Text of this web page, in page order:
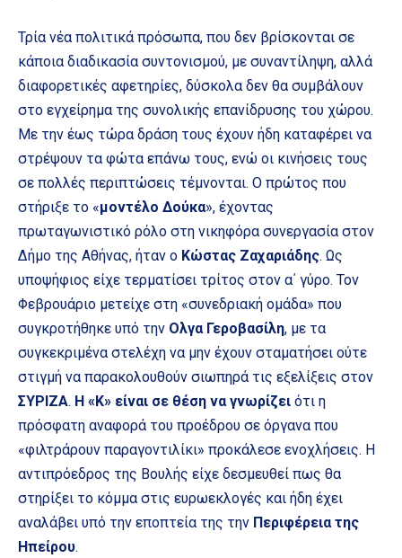
Τρία νέα πολιτικά πρόσωπα, που δεν βρίσκονται σε
κάποια διαδικασία συντονισμού, με συναντίληψη, αλλά
διαφορετικές αφετηρίες, δύσκολα δεν θα συμβάλουν
στο εγχείρημα της συνολικής επανίδρυσης του χώρου.
Με την έως τώρα δράση τους έχουν ήδη καταφέρει να
στρέψουν τα φώτα επάνω τους, ενώ οι κινήσεις τους
σε πολλές περιπτώσεις τέμνονται. Ο πρώτος που
στήριξε το «μοντέλο Δούκα», έχοντας
πρωταγωνιστικό ρόλο στη νικηφόρα συνεργασία στον
Δήμο της Αθήνας, ήταν ο Κώστας Ζαχαριάδης. Ως
υποψήφιος είχε τερματίσει τρίτος στον α΄ γύρο. Τον
Φεβρουάριο μετείχε στη «συνεδριακή ομάδα» που
συγκροτήθηκε υπό την Ολγα Γεροβασίλη, με τα
συγκεκριμένα στελέχη να μην έχουν σταματήσει ούτε
στιγμή να παρακολουθούν σιωπηρά τις εξελίξεις στον
ΣΥΡΙΖΑ. Η «Κ» είναι σε θέση να γνωρίζει ότι η
πρόσφατη αναφορά του προέδρου σε όργανα που
«φιλτράρουν παραγοντιλίκι» προκάλεσε ενοχλήσεις. Η
αντιπρόεδρος της Βουλής είχε δεσμευθεί πως θα
στηρίξει το κόμμα στις ευρωεκλογές και ήδη έχει
αναλάβει υπό την εποπτεία της την Περιφέρεια της
Ηπείρου.